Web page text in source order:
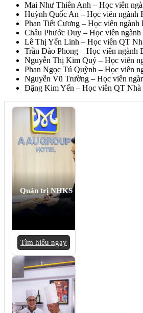
Mai Như Thiên Anh – Học viên
Huỳnh Quốc An – Học viên ngành
Phan Tiết Cương – Học viên
Châu Phước Duy – Học viên
Lê Thị Yến Linh – Học viên QT
Trần Đào Phong – Học viên
Nguyễn Thị Kim Quý – Học viên
Phan Ngọc Tú Quỳnh – Học viên
Nguyễn Vũ Trường – Học viên
Đặng Kim Yến – Học viên QT Nhà
Quản trị NHKS
Tìm hiểu ngay